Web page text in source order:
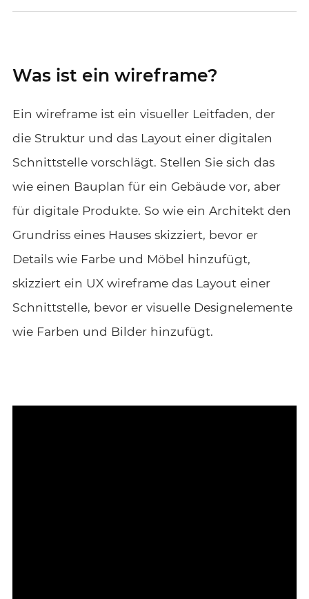
Was ist ein wireframe?
Ein wireframe ist ein visueller Leitfaden, der
die Struktur und das Layout einer digitalen
Schnittstelle vorschlägt. Stellen Sie sich das
wie einen Bauplan für ein Gebäude vor, aber
für digitale Produkte. So wie ein Architekt den
Grundriss eines Hauses skizziert, bevor er
Details wie Farbe und Möbel hinzufügt,
skizziert ein UX wireframe das Layout einer
Schnittstelle, bevor er visuelle Designelemente
wie Farben und Bilder hinzufügt.